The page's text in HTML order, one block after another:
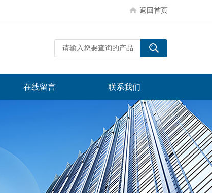
返回首页
在线留言 联系我们